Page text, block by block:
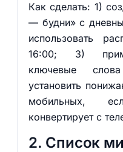
Как сделать: 1)
— будни» с
использовать
16:00; 3)
ключевые
установить
мобильных,
конвертирует с
2. Список